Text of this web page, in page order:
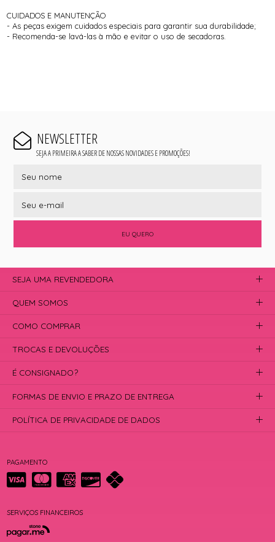
CUIDADOS E MANUTENÇÃO
- As peças exigem cuidados especiais para garantir sua durabilidade;
- Recomenda-se lavá-las à mão e evitar o uso de secadoras.
NEWSLETTER
SEJA A PRIMEIRA A SABER DE NOSSAS NOVIDADES E PROMOÇÕES!
EU QUERO
PAGAMENTO
SERVIÇOS FINANCEIROS
SEJA UMA REVENDEDORA
QUEM SOMOS
COMO COMPRAR
TROCAS E DEVOLUÇÕES
É CONSIGNADO?
FORMAS DE ENVIO E PRAZO DE ENTREGA
POLÍTICA DE PRIVACIDADE DE DADOS